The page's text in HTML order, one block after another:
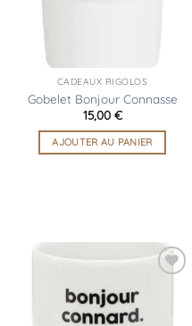
CADEAUX RIGOLOS
Gobelet Bonjour Connasse
15,00 €
AJOUTER AU PANIER